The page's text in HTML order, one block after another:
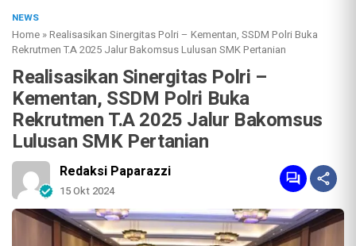
NEWS
Home »Realisasikan Sinergitas Polri – Kementan, SSDM Polri Buka
Rekrutmen T.A 2025 Jalur Bakomsus Lulusan SMK Pertanian
Realisasikan Sinergitas Polri –
Kementan, SSDM Polri Buka
Rekrutmen T.A 2025 Jalur Bakomsus
Lulusan SMK Pertanian
Redaksi Paparazzi
15 Okt 2024